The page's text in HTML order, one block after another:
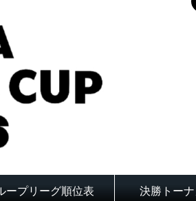
ープリーグ順位表 決勝トー